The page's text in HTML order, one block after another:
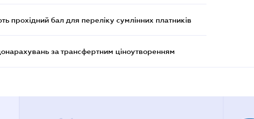
прохідний бал для переліку сумлінних платників
за трансфертним ціноутворенням